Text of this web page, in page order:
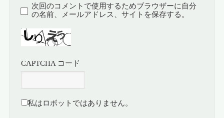
次回のコメントで使用するためブラウザーに自分
の名前、メールアドレス、サイトを保存する。
CAPTCHA コード
私はロボットではありません。